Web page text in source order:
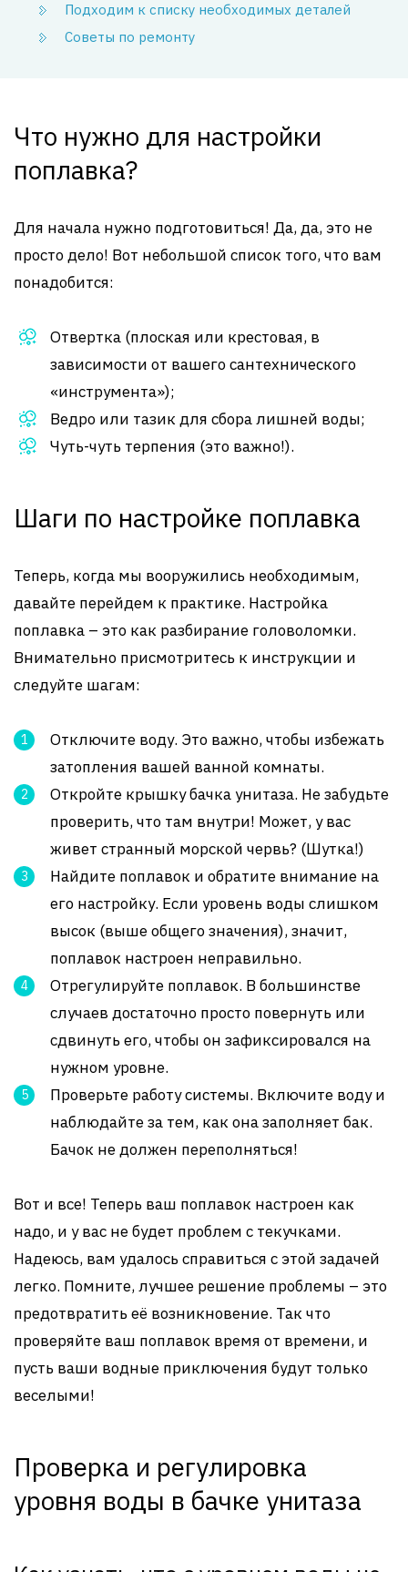
Подходим к списку необходимых деталей
Советы по ремонту
Что нужно для настройки
поплавка?
Для начала нужно подготовиться! Да, да, это не
просто дело! Вот небольшой список того, что вам
понадобится:
Отвертка (плоская или крестовая, в
зависимости от вашего сантехнического
«инструмента»);
Ведро или тазик для сбора лишней воды;
Чуть-чуть терпения (это важно!).
Шаги по настройке поплавка
Теперь, когда мы вооружились необходимым,
давайте перейдем к практике. Настройка
поплавка – это как разбирание головоломки.
Внимательно присмотритесь к инструкции и
следуйте шагам:
Отключите воду. Это важно, чтобы избежать
затопления вашей ванной комнаты.
Откройте крышку бачка унитаза. Не забудьте
проверить, что там внутри! Может, у вас
живет странный морской червь? (Шутка!)
Найдите поплавок и обратите внимание на
его настройку. Если уровень воды слишком
высок (выше общего значения), значит,
поплавок настроен неправильно.
Отрегулируйте поплавок. В большинстве
случаев достаточно просто повернуть или
сдвинуть его, чтобы он зафиксировался на
нужном уровне.
Проверьте работу системы. Включите воду и
наблюдайте за тем, как она заполняет бак.
Бачок не должен переполняться!
Вот и все! Теперь ваш поплавок настроен как
надо, и у вас не будет проблем с текучками.
Надеюсь, вам удалось справиться с этой задачей
легко. Помните, лучшее решение проблемы – это
предотвратить её возникновение. Так что
проверяйте ваш поплавок время от времени, и
пусть ваши водные приключения будут только
веселыми!
Проверка и регулировка
уровня воды в бачке унитаза